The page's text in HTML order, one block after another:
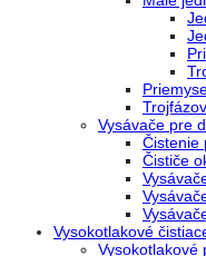
Vysávače pre
Čistenie
Čističe
Vysokotlakové
Vysokotlakové